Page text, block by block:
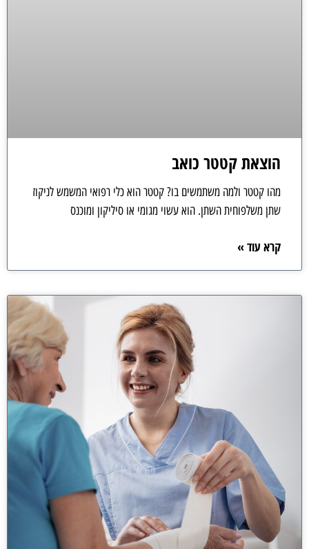
הוצאת קטטר כואב
מהו קטטר ולמה משתמשים בו? קטטר הוא כלי רפואי המשמש לניקוז
שתן משלפוחית השתן. הוא עשוי מגומי או סיליקון ומוכנס
קרא עוד »